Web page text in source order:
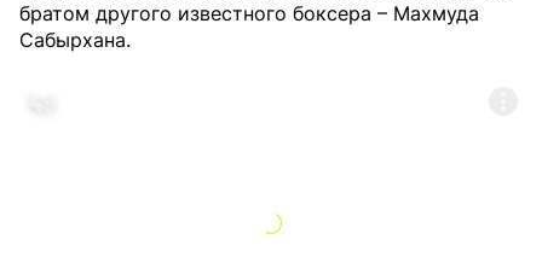
братом другого известного боксера – Махмуда
Сабырхана.